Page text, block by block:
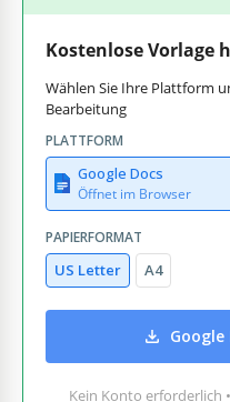
Kostenlose Vorlage
Wählen Sie Ihre Plattform
Bearbeitung
PLATTFORM
Google Docs
Öffnet im Browser
PAPIERFORMAT
US Letter A4
Google
Kein Konto erforderlich